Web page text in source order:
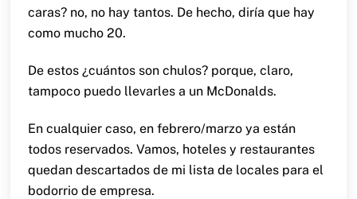
caras? no, no hay tantos. De hecho, diría que hay
como mucho 20.
De estos ¿cuántos son chulos? porque, claro,
tampoco puedo llevarles a un McDonalds.
En cualquier caso, en febrero/marzo ya están
todos reservados. Vamos, hoteles y restaurantes
quedan descartados de mi lista de locales para el
bodorrio de empresa.